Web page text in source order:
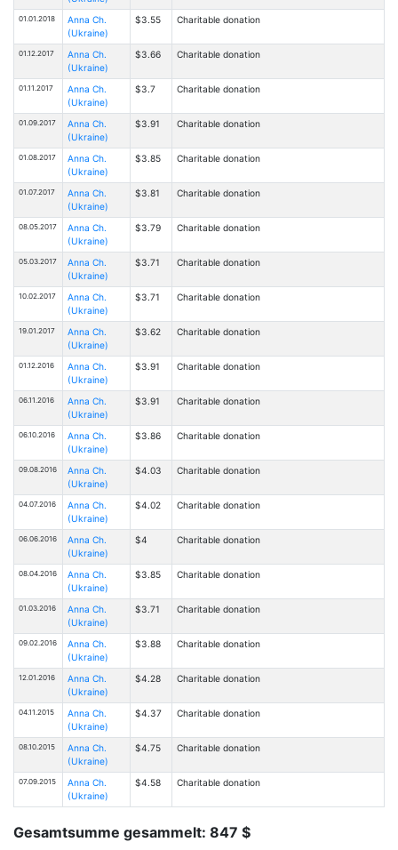
01.01.2018
Anna Ch.
(Ukraine)
$3.55 Charitable donation
01.12.2017
Anna Ch.
(Ukraine)
$3.66 Charitable donation
01.11.2017
Anna Ch.
(Ukraine)
$3.7 Charitable donation
01.09.2017
Anna Ch.
(Ukraine)
$3.91 Charitable donation
01.08.2017
Anna Ch.
(Ukraine)
$3.85 Charitable donation
01.07.2017
Anna Ch.
(Ukraine)
$3.81 Charitable donation
08.05.2017
Anna Ch.
(Ukraine)
$3.79 Charitable donation
05.03.2017
Anna Ch.
(Ukraine)
$3.71 Charitable donation
10.02.2017
Anna Ch.
(Ukraine)
$3.71 Charitable donation
19.01.2017
Anna Ch.
(Ukraine)
$3.62 Charitable donation
01.12.2016
Anna Ch.
(Ukraine)
$3.91 Charitable donation
06.11.2016
Anna Ch.
(Ukraine)
$3.91 Charitable donation
06.10.2016
Anna Ch.
(Ukraine)
$3.86 Charitable donation
09.08.2016
Anna Ch.
(Ukraine)
$4.03 Charitable donation
04.07.2016
Anna Ch.
(Ukraine)
$4.02 Charitable donation
06.06.2016
Anna Ch.
(Ukraine)
$4 Charitable donation
08.04.2016
Anna Ch.
(Ukraine)
$3.85 Charitable donation
01.03.2016
Anna Ch.
(Ukraine)
$3.71 Charitable donation
09.02.2016
Anna Ch.
(Ukraine)
$3.88 Charitable donation
12.01.2016
Anna Ch.
(Ukraine)
$4.28 Charitable donation
04.11.2015
Anna Ch.
(Ukraine)
$4.37 Charitable donation
08.10.2015
Anna Ch.
(Ukraine)
$4.75 Charitable donation
07.09.2015
Anna Ch.
(Ukraine)
$4.58 Charitable donation
Gesamtsumme gesammelt: 847 $